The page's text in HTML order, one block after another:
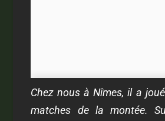
Chez nous à Nîmes, il a
matches de la montée.